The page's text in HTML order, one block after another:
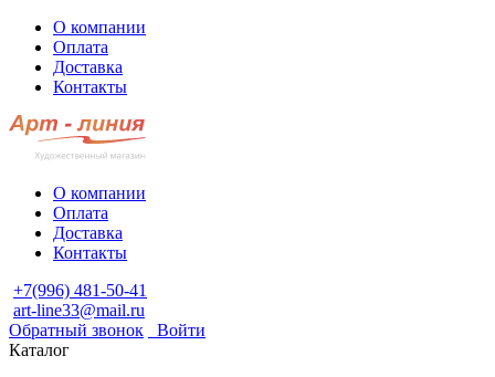
О компании
Оплата
Доставка
Контакты
О компании
Оплата
Доставка
Контакты
+7(996) 481-50-41
art-line33@mail.ru
Обратный звонок
Войти
Каталог